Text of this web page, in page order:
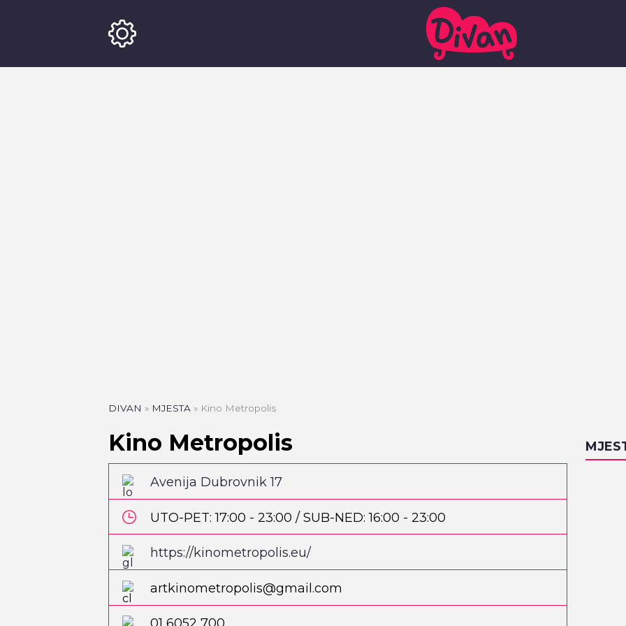
DIVAN » MJESTA » Kino Metropolis
Kino Metropolis
Avenija Dubrovnik 17
UTO-PET: 17:00 - 23:00 / SUB-NED: 16:00 - 23:00
https://kinometropolis.eu/
artkinometropolis@gmail.com